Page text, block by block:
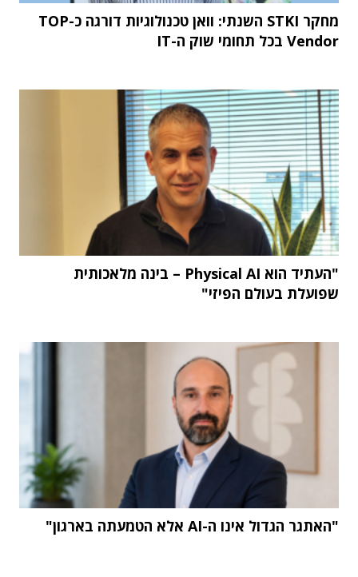
מחקר STKI השנתי: וואן טכנולוגיות דורגה כ-TOP
Vendor בכל תחומי שוק ה-IT
"העתיד הוא Physical AI – בינה מלאכותית
שפועלת בעולם הפיזי"
"האתגר הגדול אינו ה-AI אלא הטמעתה בארגון"